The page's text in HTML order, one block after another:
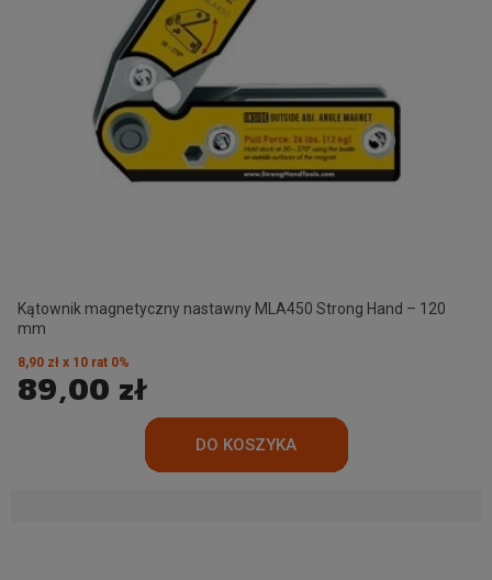
Kątownik magnetyczny nastawny MLA450 Strong Hand – 120
mm
89,00 zł
8,90 zł x 10 rat 0%